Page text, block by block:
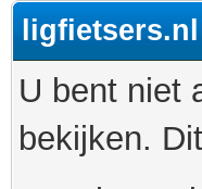
ligfietsers.nl
U bent niet
bekijken.